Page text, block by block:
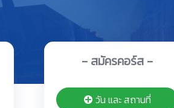
- สมัครคอร์ส -
วัน และ สถานที่